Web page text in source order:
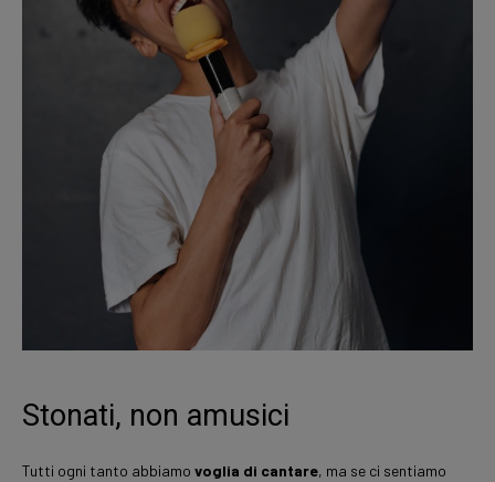
Stonati, non amusici
Tutti ogni tanto abbiamo voglia di cantare, ma se ci sentiamo